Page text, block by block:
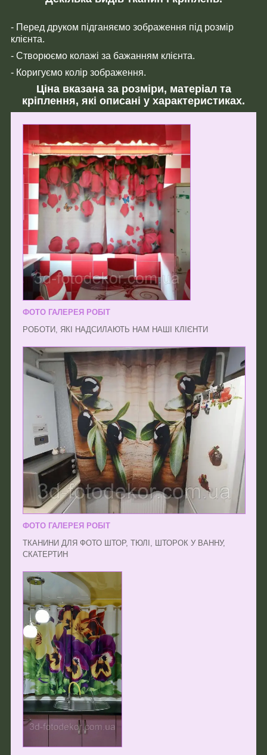
- Перед друком підганяємо зображення під розмір
клієнта.
- Створюємо колажі за бажанням клієнта.
- Коригуємо колір зображення.
Ціна вказана за розміри, матеріал та
кріплення, які описані у характеристиках.
ФОТО ГАЛЕРЕЯ РОБІТ
РОБОТИ, ЯКІ НАДСИЛАЮТЬ НАМ НАШІ КЛІЄНТИ
ФОТО ГАЛЕРЕЯ РОБІТ
ТКАНИНИ ДЛЯ ФОТО ШТОР, ТЮЛІ, ШТОРОК У ВАННУ,
СКАТЕРТИН